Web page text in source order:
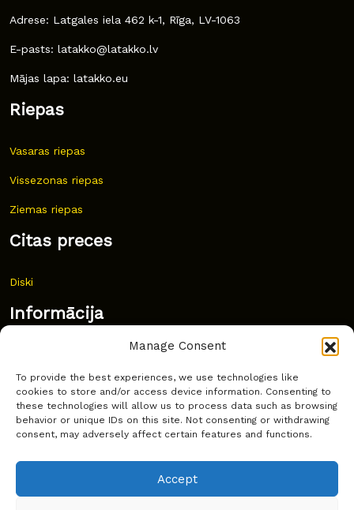
Manage Consent
To provide the best experiences, we use technologies like
cookies to store and/or access device information. Consenting to
these technologies will allow us to process data such as browsing
behavior or unique IDs on this site. Not consenting or withdrawing
consent, may adversely affect certain features and functions.
Accept
Adrese: Latgales iela 462 k-1, Rīga, LV-1063
E-pasts: latakko@latakko.lv
Mājas lapa: latakko.eu
Riepas
Vasaras riepas
Vissezonas riepas
Ziemas riepas
Citas preces
Diski
Informācija
Bieži uzdoti jautājumi
Kur pirkt?
Sīkdatņu politika